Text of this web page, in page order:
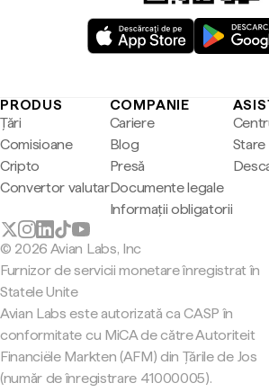
PRODUS
Țări
Comisioane
Cripto
Convertor valutar
COMPANIE
Cariere
Blog
Presă
Documente legale
Informații obligatorii
Stare
© 2026 Avian Labs, Inc
Furnizor de servicii monetare înregistrat în
Statele Unite
Avian Labs este autorizată ca CASP în
conformitate cu MiCA de către Autoriteit
Financiële Markten (AFM) din Țările de Jos
(număr de înregistrare 41000005).